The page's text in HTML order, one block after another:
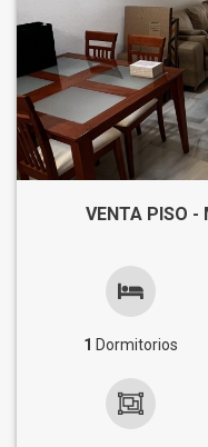
VENTA PISO
1 Dormitorios